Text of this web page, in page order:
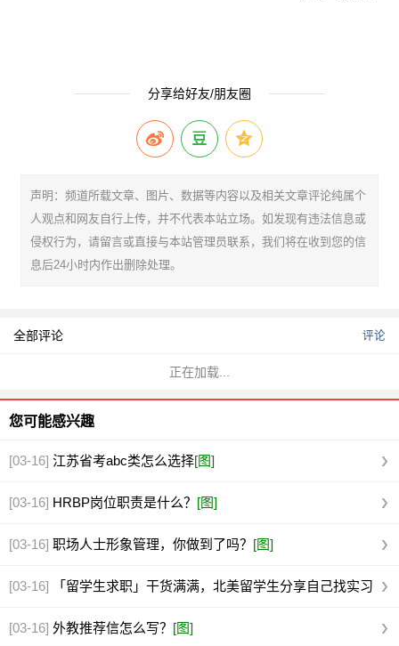
分享给好友/朋友圈
声明：频道所载文章、图片、数据等内容以及相关文章评论纯属个
人观点和网友自行上传，并不代表本站立场。如发现有违法信息或
侵权行为，请留言或直接与本站管理员联系，我们将在收到您的信
息后24小时内作出删除处理。
全部评论 评论
正在加载...
您可能感兴趣
[03-16] 江苏省考abc类怎么选择[图]
[03-16] HRBP岗位职责是什么？ [图]
[03-16] 职场人士形象管理，你做到了吗？ [图]
[03-16] 「留学生求职」干货满满，北美留学生分享自己找实习
和求职相关经[图]
[03-16] 外教推荐信怎么写？ [图]